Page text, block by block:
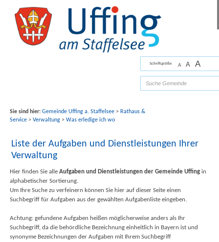
Schriftgröße A A A
Florian Werner
Sie sind hier: Gemeinde Uffing a. Staffelsee> Rathaus &
Service> Verwaltung> Was erledige ich wo
Liste der Aufgaben und Dienstleistungen Ihrer
Verwaltung
Hier finden Sie alle Aufgaben und Dienstleistungen der Gemeinde Uffingin
alphabetischer Sortierung.
Um Ihre Suche zu verfeinern können Sie hier auf dieser Seite einen
Suchbegriff für Aufgaben aus der gewählten Aufgabenliste eingeben.
Achtung: gefundene Aufgaben heißen möglicherweise anders als Ihr
Suchbegriff, da die behördliche Bezeichnung einheitlich in Bayern ist und
synonyme Bezeichnungen der Aufgaben mit Ihrem Suchbegriff